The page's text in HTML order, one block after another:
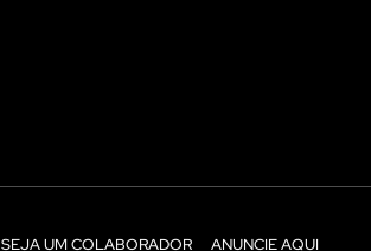
SEJA UM COLABORADOR ANUNCIE AQUI